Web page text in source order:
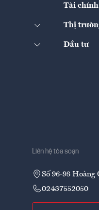
Tài chính
Thị
Đầu tư
Liên hệ tòa soạn
Số 96-98
02437552050